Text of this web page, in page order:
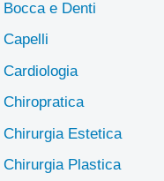
Bocca e Denti
Capelli
Cardiologia
Chiropratica
Chirurgia Estetica
Chirurgia Plastica